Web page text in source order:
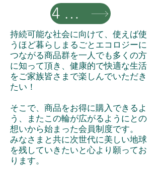
4つの使い方
持続可能な社会に向けて、使えば使
うほど暮らしまるごとエコロジーに
つながる商品群を一人でも多くの方
に知って頂き、健康的で快適な生活
をご家族皆さまで楽しんでいただき
たい！
そこで、商品をお得に購入できるよ
う、またこの輪が広がるようにとの
想いから始まった会員制度です。
みなさまと共に次世代に美しい地球
を残していきたいと心より願ってお
ります。